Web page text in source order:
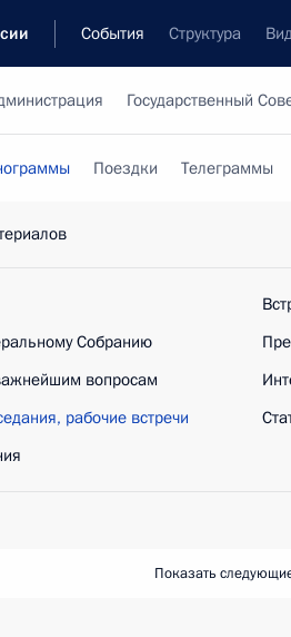
События Структура
Государственный
Поездки Телеграммы
Собранию
вопросам
рабочие встречи
Показать